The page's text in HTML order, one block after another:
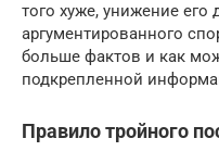
того хуже, унижение
аргументированного
больше фактов и как
подкрепленной
Правило тройного